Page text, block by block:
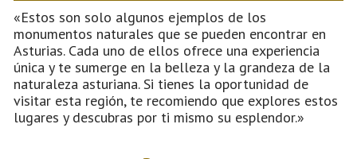
«Estos son solo algunos ejemplos de los
monumentos naturales que se pueden encontrar en
Asturias. Cada uno de ellos ofrece una experiencia
única y te sumerge en la belleza y la grandeza de la
naturaleza asturiana. Si tienes la oportunidad de
visitar esta región, te recomiendo que explores estos
lugares y descubras por ti mismo su esplendor.»